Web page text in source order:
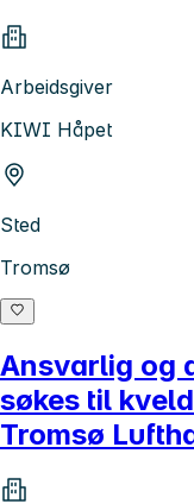
Arbeidsgiver
KIWI Håpet
Sted
Tromsø
Ansvarlig og
søkes til
Tromsø